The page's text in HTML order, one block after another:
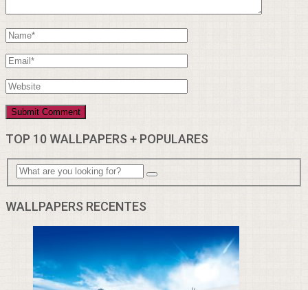
TOP 10 WALLPAPERS + POPULARES
WALLPAPERS RECENTES